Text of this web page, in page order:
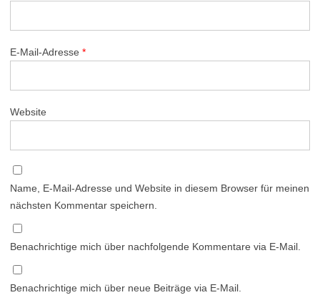
E-Mail-Adresse *
Website
Name, E-Mail-Adresse und Website in diesem Browser für meinen
nächsten Kommentar speichern.
Benachrichtige mich über nachfolgende Kommentare via E-Mail.
Benachrichtige mich über neue Beiträge via E-Mail.